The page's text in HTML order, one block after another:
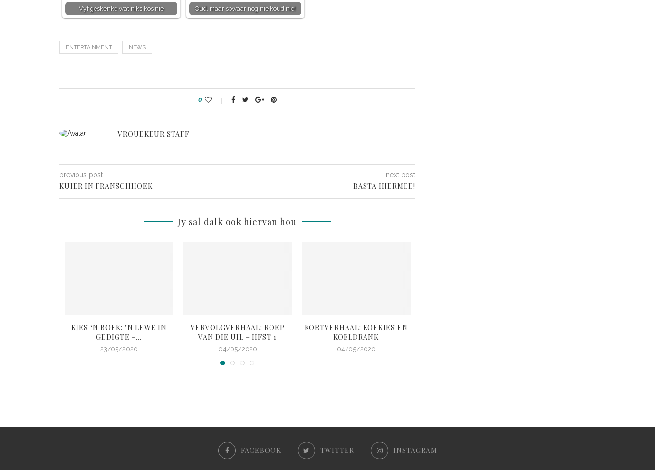
Vyf geskenke wat niks kos nie Oud, maar sowaar nog nie koud nie!
ENTERTAINMENT NEWS
0
VROUEKEUR STAFF
previous post
KUIER IN FRANSCHHOEK
next post
BASTA HIERMEE!
Jy sal dalk ook hiervan hou
KIES ‘N BOEK: ’N LEWE IN
GEDIGTE –...
23/05/2020
VERVOLGVERHAAL: ROEP
VAN DIE UIL – HFST 1
04/05/2020
KORTVERHAAL: KOEKIES EN
KOELDRANK
04/05/2020
FACEBOOK TWITTER INSTAGRAM